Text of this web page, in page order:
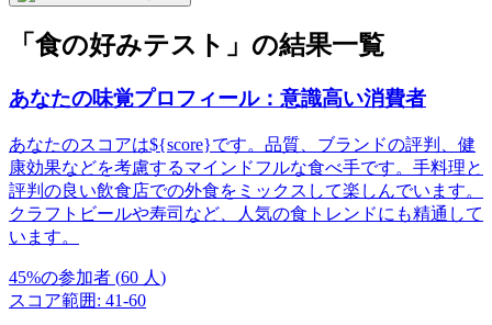
「食の好みテスト」の結果一覧
あなたの味覚プロフィール：意識高い消費者
あなたのスコアは${score}です。品質、ブランドの評判、健
康効果などを考慮するマインドフルな食べ手です。手料理と
評判の良い飲食店での外食をミックスして楽しんでいます。
クラフトビールや寿司など、人気の食トレンドにも精通して
います。
45%の参加者 (60 人 )
スコア範囲 : 41-60